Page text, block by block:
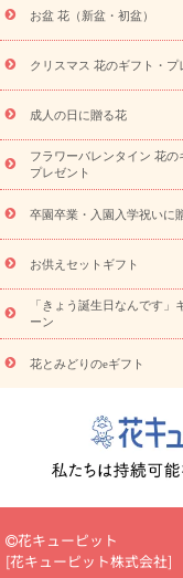
お供え プリザーブドフラ
盆・初盆）
その他
ビジネス用
ご自宅
ドフラワー
スタイ
ンド花
お祝い お
ディ胡蝶蘭・お祝い
観葉植物
観葉植物
お祝い
お供え・お悔
プチギフト（hanamore
キューピットのeGfit
ド
お花の種類
お祝い お祝い・
5000円～
お祝い・
悔やみ
円～
お供え・お悔や
読み物
いのマナー
定年退職
花キューピ
彩心理学」で選ぶ方法
ール
新築引っ越し祝
場上司や先輩へ贈るお
お盆 花（新盆・初盆）
クリスマス 花のギフト・プ
成人の日に贈る花
フラワーバレンタイン 花の
プレゼント
卒園卒業・入園入学祝いに
お供えセットギフト
「きょう誕生日なんです」
ーン
花とみどりのeギフト
花キューピット
[花キューピット株式会社]